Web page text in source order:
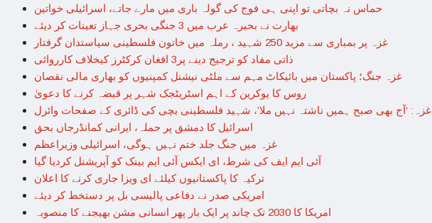
حماس نہ بچاتی تو اپنی ہی فوج کی گولہ باری میں مارے جاتے، اسرائیلی خواتین
بھارت نے بحیرہ عرب میں 3 جنگی بحری جہاز تعینات کر دیئے
غزہ پر بمباری سے مزید 250 شہید ، رملہ میں خاتون فلسطینی سیاستدان گرفتار
ذاتی مفاد کو ترجیح دینے پر3 افغان کرکٹرز کیخلاف کارروائی
غزہ جنگ؛ پاکستان میں بائیکاٹ مہم سے ملٹی نیشنل کمپنیوں کو بھاری مالی نقصان
روس کا یوکرین کے اہم اسٹریٹجک شہر پر قبضہ کرنے کا دعویٰ
غزہ: ‘آج بھی صبح ہمیں ناشتہ نہیں ملا’، شہید فلسطینی بچی کی ڈائری کے صفحات وائرل
اسرائیل کا دمشق پر حملہ، ایرانی کمانڈرجاں بحق
غزہ میں جنگ جلد ختم نہیں ہوگی، اسرائیلی وزیراعظم
آئی ایم ایف کی شرط، ای ایکس آئی ایم بینک کو آپریشنل کردیا گیا
ترکیہ کا پاکستانیوں کیلئے ای ویزا جاری کرنے کا اعلان
امریکی صدر نے دفاعی پالیسی بل پر دستخط کر دیئے
امریکا کا 2030 تک چاند پر ایک بار پھر انسانی مشن بھیجنے کا منصوبہ